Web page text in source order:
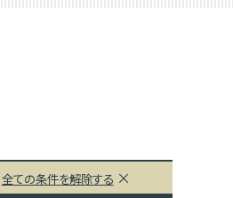
全ての条件を解除する